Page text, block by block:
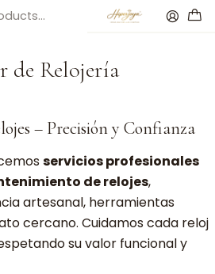
de Relojería
– Precisión y Confianza
servicios profesionales
de relojes,
artesanal, herramientas
cercano. Cuidamos cada reloj
su valor funcional y